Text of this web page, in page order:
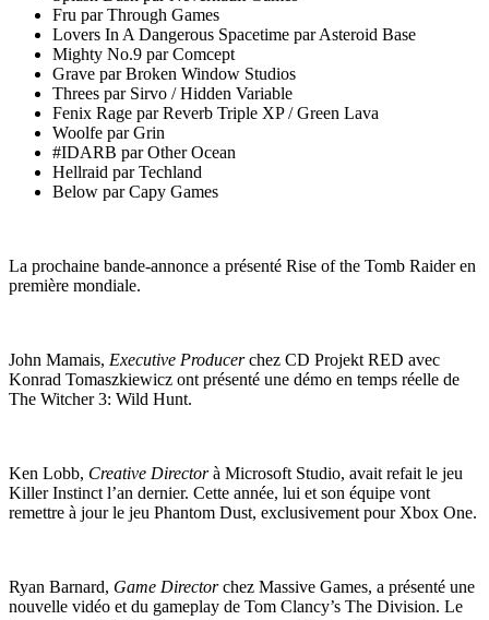
Fru par Through Games
Lovers In A Dangerous Spacetime par Asteroid Base
Mighty No.9 par Comcept
Grave par Broken Window Studios
Threes par Sirvo / Hidden Variable
Fenix Rage par Reverb Triple XP / Green Lava
Woolfe par Grin
#IDARB par Other Ocean
Hellraid par Techland
Below par Capy Games
La prochaine bande-annonce a présenté Rise of the Tomb Raider en
première mondiale.
John Mamais, Executive Producerchez CD Projekt RED avec
Konrad Tomaszkiewicz ont présenté une démo en temps réelle de
The Witcher 3: Wild Hunt.
Ken Lobb, Creative Directorà Microsoft Studio, avait refait le jeu
Killer Instinct l’an dernier. Cette année, lui et son équipe vont
remettre à jour le jeu Phantom Dust, exclusivement pour Xbox One.
Ryan Barnard, Game Directorchez Massive Games, a présenté une
nouvelle vidéo et du gameplay de Tom Clancy’s The Division. Le